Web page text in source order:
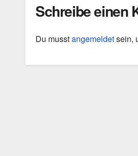
Schreibe einen
Du musstangemeldetsein,